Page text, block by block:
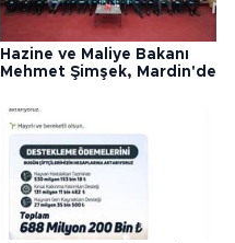
Hazine ve Maliye Bakanı
Mehmet Şimşek, Mardin'de